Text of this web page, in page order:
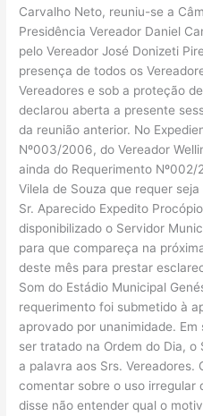
Carvalho Neto, reuniu-se a
Presidência Vereador Daniel
pelo Vereador José Donizeti
presença de todos os
Vereadores e sob a proteção
declarou aberta a presente
da reunião anterior. No
Nº003/2006, do Vereador
ainda do Requerimento
Vilela de Souza que requer
Sr. Aparecido Expedito
disponibilizado o Servidor
para que compareça na
deste mês para prestar
Som do Estádio Municipal
requerimento foi submetido à
aprovado por unanimidade.
ser tratado na Ordem do Dia,
a palavra aos Srs. Vereadores.
comentar sobre o uso irregular
disse não entender qual o